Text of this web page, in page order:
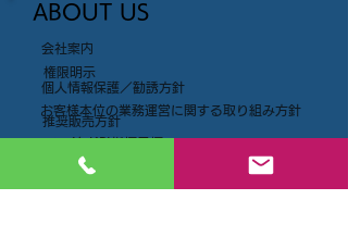
ABOUT US
会社案内
権限明示
個人情報保護／勧誘方針
推奨販売方針
お客様本位の業務運営に関する取り組み方針
情報セキュリティ基本方針